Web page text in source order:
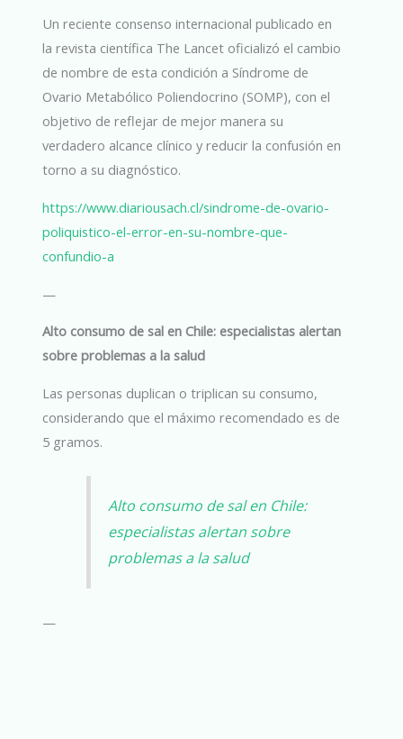
Un reciente consenso internacional publicado en
la revista científica The Lancet oficializó el cambio
de nombre de esta condición a Síndrome de
Ovario Metabólico Poliendocrino (SOMP), con el
objetivo de reflejar de mejor manera su
verdadero alcance clínico y reducir la confusión en
torno a su diagnóstico.
https://www.diariousach.cl/sindrome-de-ovario-
poliquistico-el-error-en-su-nombre-que-
confundio-a
—
Alto consumo de sal en Chile: especialistas alertan
sobre problemas a la salud
Las personas duplican o triplican su consumo,
considerando que el máximo recomendado es de
5 gramos.
Alto consumo de sal en Chile:
especialistas alertan sobre
problemas a la salud
—